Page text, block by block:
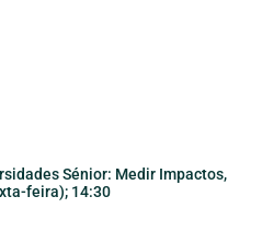
Sénior: Medir Impactos,
feira); 14:30